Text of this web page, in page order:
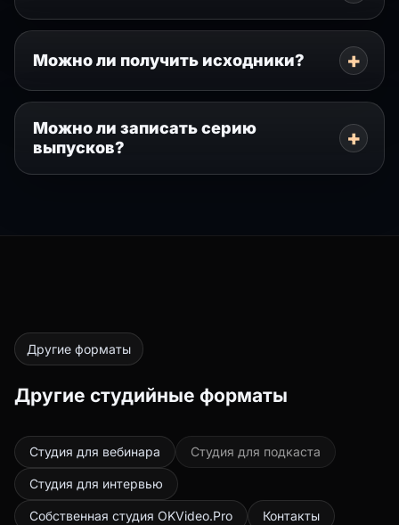
Можно ли получить исходники?
Можно ли записать серию
выпусков?
Другие форматы
Другие студийные форматы
Студия для вебинара Студия для подкаста
Студия для интервью
Собственная студия OKVideo.Pro Контакты